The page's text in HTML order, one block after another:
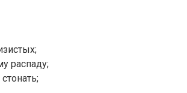
распаду;